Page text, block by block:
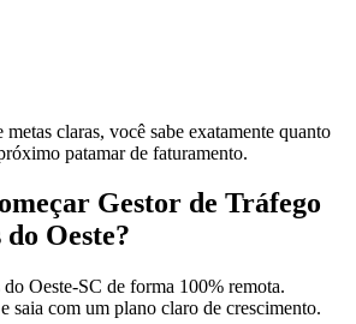
claras, você sabe exatamente quanto
patamar de faturamento.
Gestor de Tráfego
do Oeste?
do Oeste-SC de forma 100% remota.
saia com um plano claro de crescimento.